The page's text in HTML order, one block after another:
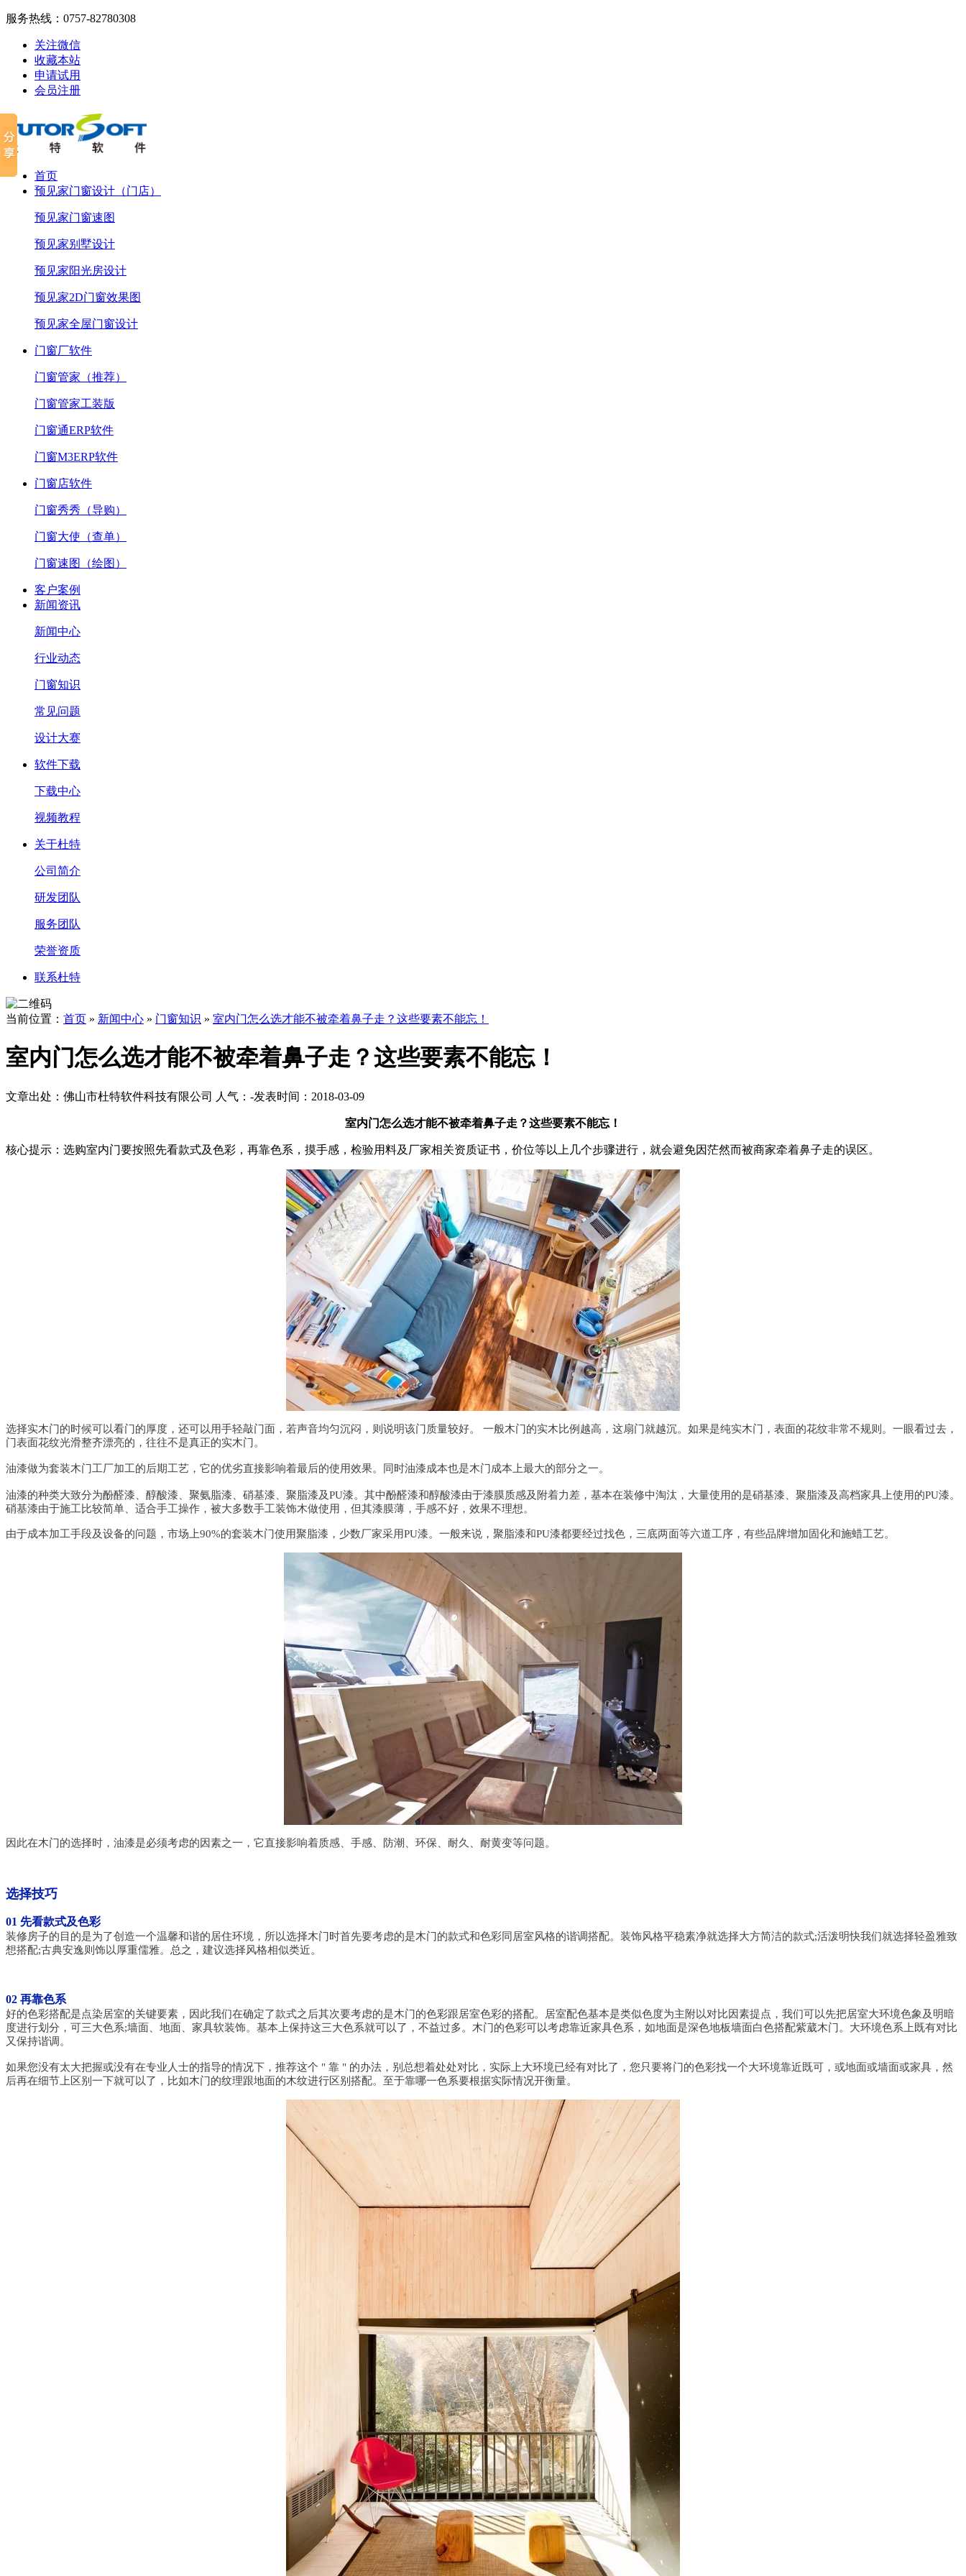
服务热线： 0757-82780308
关注微信
收藏本站
申请试用
会员注册
首页
预见家门窗设计（门店）
预见家门窗速图
预见家别墅设计
预见家阳光房设计
预见家2D门窗效果图
预见家全屋门窗设计
门窗厂软件
门窗管家（推荐）
门窗管家工装版
门窗通ERP软件
门窗M3ERP软件
门窗店软件
门窗秀秀（导购）
门窗大使（查单）
门窗速图（绘图）
客户案例
新闻资讯
新闻中心
行业动态
门窗知识
常见问题
设计大赛
软件下载
下载中心
视频教程
关于杜特
公司简介
研发团队
服务团队
荣誉资质
联系杜特
当前位置： 首页 » 新闻中心 » 门窗知识 » 室内门怎么选才能不被牵着鼻子走？这些要素不能忘！
室内门怎么选才能不被牵着鼻子走？这些要素不能忘！
文章出处：佛山市杜特软件科技有限公司 人气： -发表时间：2018-03-09
室内门怎么选才能不被牵着鼻子走？这些要素不能忘！
核心提示： 选购室内门要按照先看款式及色彩，再靠色系，摸手感，检验用料及厂家相关资质证书，价位等以上几个步骤进行，就会避免因茫然而被商家牵着鼻子走的误区。
选择实木门的时候可以看门的厚度，还可以用手轻敲门面，若声音均匀沉闷，则说明该门质量较好。 一般木门的实木比例越高，这扇门就越沉。如果是纯实木门，表面的花纹非常不规则。一眼看过去，
门表面花纹光滑整齐漂亮的，往往不是真正的实木门。
油漆做为套装木门工厂加工的后期工艺，它的优劣直接影响着最后的使用效果。同时油漆成本也是木门成本上最大的部分之一。
油漆的种类大致分为酚醛漆、醇酸漆、聚氨脂漆、硝基漆、聚脂漆及PU漆。其中酚醛漆和醇酸漆由于漆膜质感及附着力差，基本在装修中淘汰，大量使用的是硝基漆、聚脂漆及高档家具上使用的PU漆。
硝基漆由于施工比较简单、适合手工操作，被大多数手工装饰木做使用，但其漆膜薄，手感不好，效果不理想。
由于成本加工手段及设备的问题，市场上90%的套装木门使用聚脂漆，少数厂家采用PU漆。一般来说，聚脂漆和PU漆都要经过找色，三底两面等六道工序，有些品牌增加固化和施蜡工艺。
因此在木门的选择时，油漆是必须考虑的因素之一，它直接影响着质感、手感、防潮、环保、耐久、耐黄变等问题。
选择技巧
01 先看款式及色彩
装修房子的目的是为了创造一个温馨和谐的居住环境，所以选择木门时首先要考虑的是木门的款式和色彩同居室风格的谐调搭配。装饰风格平稳素净就选择大方简洁的款式;活泼明快我们就选择轻盈雅致
想搭配;古典安逸则饰以厚重儒雅。总之，建议选择风格相似类近。
02 再靠色系
好的色彩搭配是点染居室的关键要素，因此我们在确定了款式之后其次要考虑的是木门的色彩跟居室色彩的搭配。居室配色基本是类似色度为主附以对比因素提点，我们可以先把居室大环境色象及明暗
度进行划分，可三大色系;墙面、地面、家具软装饰。基本上保持这三大色系就可以了，不益过多。木门的色彩可以考虑靠近家具色系，如地面是深色地板墙面白色搭配紫葳木门。大环境色系上既有对比
又保持谐调。
如果您没有太大把握或没有在专业人士的指导的情况下，推荐这个 " 靠 " 的办法，别总想着处处对比，实际上大环境已经有对比了，您只要将门的色彩找一个大环境靠近既可，或地面或墙面或家具，然
后再在细节上区别一下就可以了，比如木门的纹理跟地面的木纹进行区别搭配。至于靠哪一色系要根据实际情况开衡量。